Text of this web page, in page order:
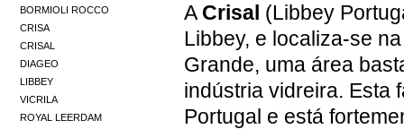
BORMIOLI ROCCO
CRISA
CRISAL
DIAGEO
LIBBEY
VICRILA
ROYAL LEERDAM
A Crisal (Libbey
Libbey, e localiza-se
Grande, uma área
indústria vidreira. Esta
Portugal e está